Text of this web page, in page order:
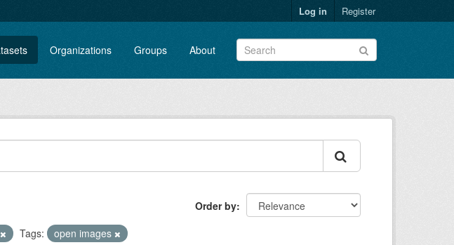
Log in Register
Organizations Groups About
Order by
Tags: open images